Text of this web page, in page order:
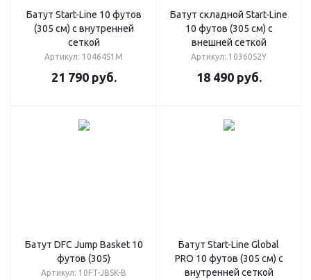
Батут Start-Line 10 футов
(305 см) с внутренней
сеткой
Артикул: 10464S1M
21 790руб.
Батут складной Start-Line
10 футов (305 см) с
внешней сеткой
Артикул: 10360S2Y
18 490руб.
Батут DFC Jump Basket 10
футов (305)
Артикул: 10FT-JBSK-B
Батут Start-Line Global
PRO 10 футов (305 см) с
внутренней сеткой